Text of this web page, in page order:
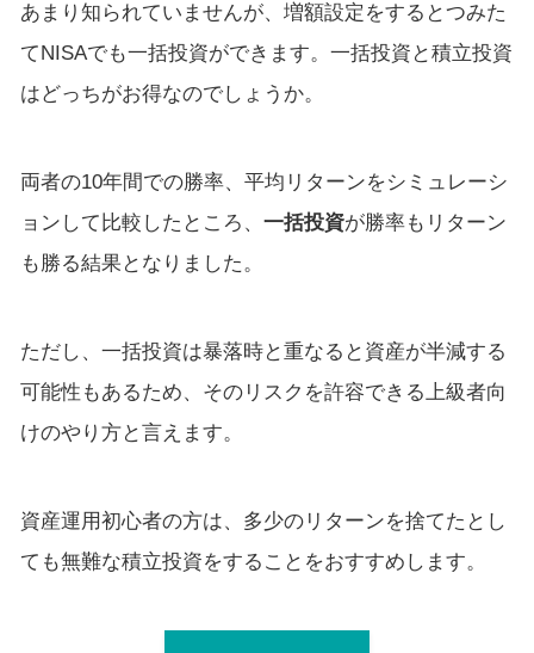
あまり知られていませんが、増額設定をするとつみた
てNISAでも一括投資ができます。一括投資と積立投資
はどっちがお得なのでしょうか。
両者の10年間での勝率、平均リターンをシミュレーシ
ョンして比較したところ、 一括投資が勝率もリターン
も勝る結果となりました。
ただし、一括投資は暴落時と重なると資産が半減する
可能性もあるため、そのリスクを許容できる上級者向
けのやり方と言えます。
資産運用初心者の方は、多少のリターンを捨てたとし
ても無難な積立投資をすることをおすすめします。